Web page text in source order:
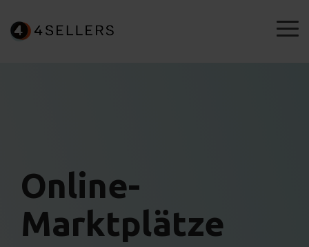
to
the
Online-
Marktplätze